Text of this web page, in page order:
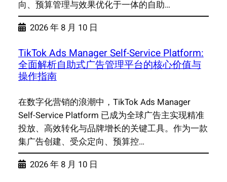
向、预算管理与效果优化于一体的自助…
2026 年 8 月 10 日
TikTok Ads Manager Self-Service Platform:
全面解析自助式广告管理平台的核心价值与
操作指南
在数字化营销的浪潮中，TikTok Ads Manager
Self-Service Platform 已成为全球广告主实现精准
投放、高效转化与品牌增长的关键工具。作为一款
集广告创建、受众定向、预算控…
2026 年 8 月 10 日